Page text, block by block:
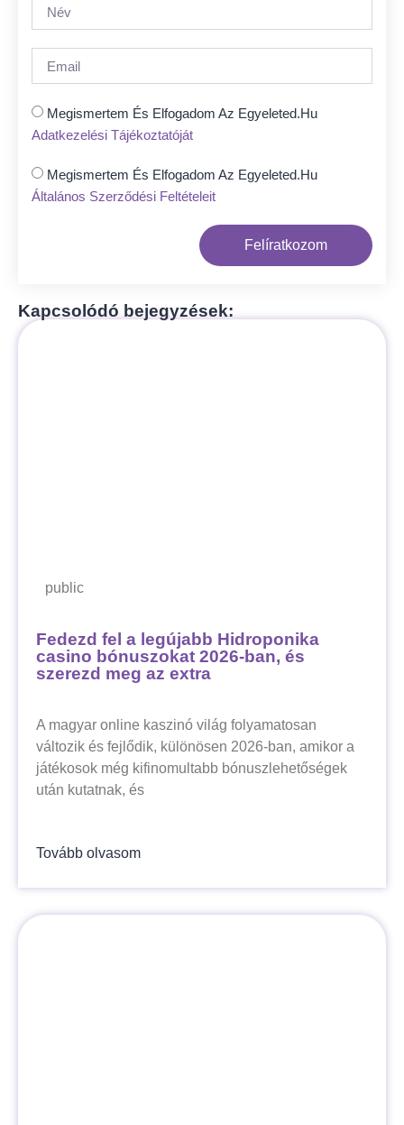
Megismertem És Elfogadom Az Egyeleted.hu
Adatkezelési Tájékoztatóját
Megismertem És Elfogadom Az Egyeleted.hu
Általános Szerződési Feltételeit
Felíratkozom
Kapcsolódó bejegyzések:
public
Fedezd fel a legújabb Hidroponika
casino bónuszokat 2026-ban, és
szerezd meg az extra
A magyar online kaszinó világ folyamatosan
változik és fejlődik, különösen 2026-ban, amikor a
játékosok még kifinomultabb bónuszlehetőségek
után kutatnak, és
Tovább olvasom